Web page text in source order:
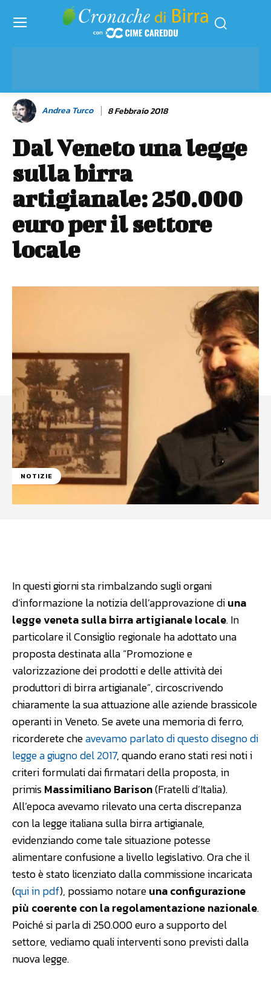
Andrea Turco 8 Febbraio 2018
Dal Veneto una legge
sulla birra
artigianale: 250.000
euro per il settore
locale
NOTIZIE
In questi giorni sta rimbalzando sugli organi
d’informazione la notizia dell’approvazione diuna
legge veneta sulla birra artigianale locale. In
particolare il Consiglio regionale ha adottato una
proposta destinata alla “Promozione e
valorizzazione dei prodotti e delle attività dei
produttori di birra artigianale”, circoscrivendo
chiaramente la sua attuazione alle aziende brassicole
operanti in Veneto. Se avete una memoria di ferro,
ricorderete cheavevamo parlato di questo disegno di
legge a giugno del 2017, quando erano stati resi noti i
criteri formulati dai firmatari della proposta, in
primisMassimiliano Barison(Fratelli d’Italia).
All’epoca avevamo rilevato una certa discrepanza
con la legge italiana sulla birra artigianale,
evidenziando come tale situazione potesse
alimentare confusione a livello legislativo. Ora che il
testo è stato licenziato dalla commissione incaricata
(qui in pdf), possiamo notareuna configurazione
più coerente con la regolamentazione nazionale.
Poiché si parla di 250.000 euro a supporto del
settore, vediamo quali interventi sono previsti dalla
nuova legge.